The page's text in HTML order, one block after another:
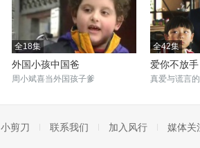
全18集
外国小孩中国爸
周小斌喜当外国孩子爹
全42集
爱你不放手
真爱与谎言
小剪刀 联系我们 加入风行 媒体关